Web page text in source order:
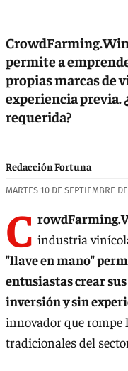
permite a
propias marcas de
experiencia previa.
requerida?
Redacción Fortuna
MARTES 10 DE SEPTIEMBRE
C industria
"llave en mano"
entusiastas crear
inversión y sin
innovador que rompe
tradicionales del